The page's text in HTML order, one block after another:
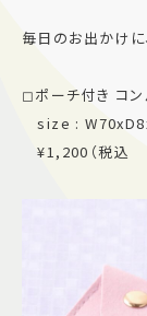
毎日のお出かけ
◻︎ポーチ付き コン
size :
¥1,200（税込